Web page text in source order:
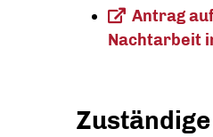
Antrag
Nachtarbeit